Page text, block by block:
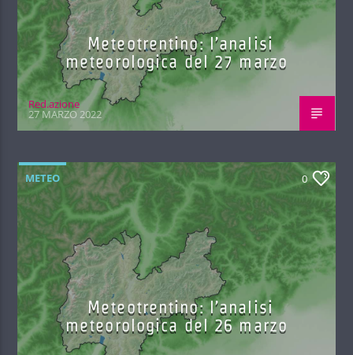
Meteotrentino: l’analisi
meteorologica del 27 marzo
Red.azione
27 MARZO 2022
METEO 0
Meteotrentino: l’analisi
meteorologica del 26 marzo